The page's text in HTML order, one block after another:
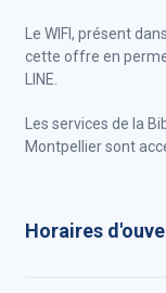
Le WIFI, présent
cette offre en
LINE.
Les services de la
Montpellier sont
Horaires